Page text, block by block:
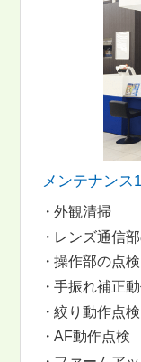
メンテナンス
外観清掃
レンズ通信
操作部の点検
手振れ補正
絞り動作点検
AF動作点検